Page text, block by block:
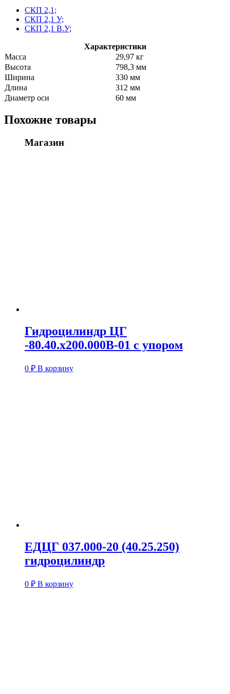
СКП 2,1;
СКП 2,1 У;
СКП 2,1 В.У;
Характеристики
Масса
29,97 кг
Высота
798,3 мм
Ширина
330 мм
Длина
312 мм
Диаметр оси
60 мм
Похожие товары
Магазин
Гидроцилиндр ЦГ
-80.40.х200.000В-01 с упором
0 ₽ В корзину
ЕДЦГ 037.000-20 (40.25.250)
гидроцилиндр
0 ₽ В корзину